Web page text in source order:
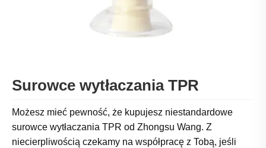
Surowce wytłaczania TPR
Możesz mieć pewność, że kupujesz niestandardowe
surowce wytłaczania TPR od Zhongsu Wang. Z
niecierpliwością czekamy na współpracę z Tobą, jeśli